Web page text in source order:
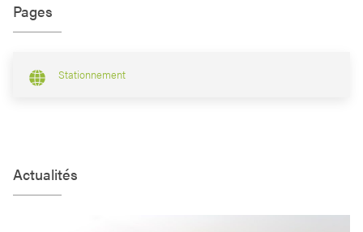
Pages
Stationnement
Actualités